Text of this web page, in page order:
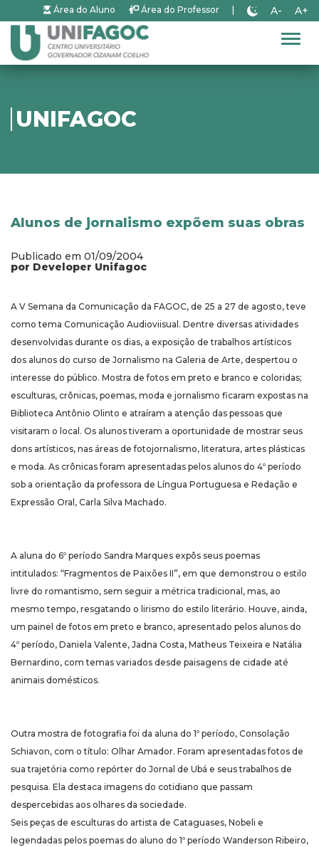
Área do Aluno Área do Professor A- A+
UNIFAGOC
Alunos de jornalismo expõem suas obras
Publicado em 01/09/2004
por Developer Unifagoc
A V Semana da Comunicação da FAGOC, de 25 a 27 de agosto, teve
como tema Comunicação Audioviisual. Dentre diversas atividades
desenvolvidas durante os dias, a exposição de trabalhos artísticos
dos alunos do curso de Jornalismo na Galeria de Arte, despertou o
interesse do público. Mostra de fotos em preto e branco e coloridas;
esculturas, crônicas, poemas, moda e jornalismo ficaram expostas na
Biblioteca Antônio Olinto e atraíram a atenção das pessoas que
visitaram o local. Os alunos tiveram a oportunidade de mostrar seus
dons artísticos, nas áreas de fotojornalismo, literatura, artes plásticas
e moda. As crônicas foram apresentadas pelos alunos do 4º período
sob a orientação da professora de Língua Portuguesa e Redação e
Expressão Oral, Carla Silva Machado.
A aluna do 6º período Sandra Marques expôs seus poemas
intitulados: “Fragmentos de Paixões II”, em que demonstrou o estilo
livre do romantismo, sem seguir a métrica tradicional, mas, ao
mesmo tempo, resgatando o lirismo do estilo literário. Houve, ainda,
um painel de fotos em preto e branco, apresentado pelos alunos do
4º período, Daniela Valente, Jadna Costa, Matheus Teixeira e Natália
Bernardino, com temas variados desde paisagens de cidade até
animais domésticos.
Outra mostra de fotografia foi da aluna do 1º período, Consolação
Schiavon, com o título: Olhar Amador. Foram apresentadas fotos de
sua trajetória como repórter do Jornal de Ubá e seus trabalhos de
pesquisa. Ela destaca imagens do cotidiano que passam
despercebidas aos olhares da sociedade.
Seis peças de esculturas do artista de Cataguases, Nobeli e
legendadas pelos poemas do aluno do 1º período Wanderson Ribeiro,